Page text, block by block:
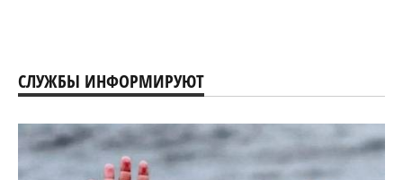
СЛУЖБЫ ИНФОРМИРУЮТ